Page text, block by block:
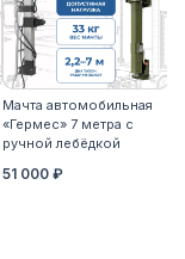
Мачта автомобильная
«Гермес» 7 метра с
ручной лебёдкой
51 000 ₽